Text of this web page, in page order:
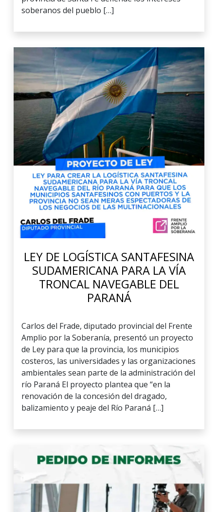
soberanos del pueblo […]
LEY DE LOGÍSTICA SANTAFESINA
SUDAMERICANA PARA LA VÍA
TRONCAL NAVEGABLE DEL
PARANÁ
Carlos del Frade, diputado provincial del Frente
Amplio por la Soberanía, presentó un proyecto
de Ley para que la provincia, los municipios
costeros, las universidades y las organizaciones
ambientales sean parte de la administración del
río Paraná El proyecto plantea que “en la
renovación de la concesión del dragado,
balizamiento y peaje del Río Paraná […]